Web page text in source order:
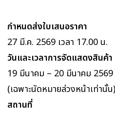
กำหนดส่งใบเสนอราคา
27 มี.ค. 2569 เวลา 17.00 น.
วันและเวลาการจัดแสดงสินค้า
19 มีนาคม – 20 มีนาคม 2569
(เฉพาะนัดหมายล่วงหน้าเท่านั้น)
สถานที่